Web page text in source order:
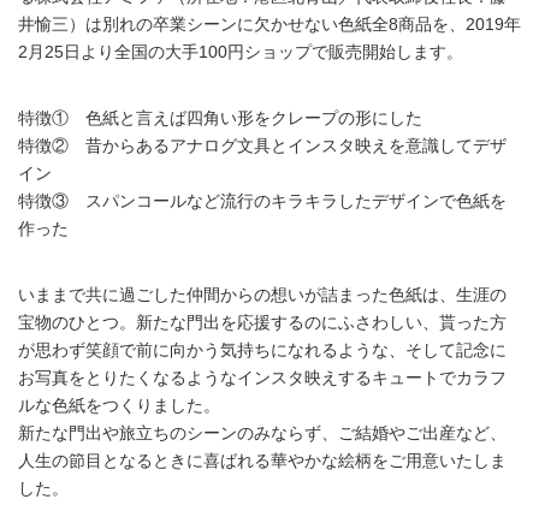
井愉三）は別れの卒業シーンに欠かせない色紙全8商品を、2019年
2月25日より全国の大手100円ショップで販売開始します。
特徴① 色紙と言えば四角い形をクレープの形にした
特徴② 昔からあるアナログ文具とインスタ映えを意識してデザ
イン
特徴③ スパンコールなど流行のキラキラしたデザインで色紙を
作った
いままで共に過ごした仲間からの想いが詰まった色紙は、生涯の
宝物のひとつ。新たな門出を応援するのにふさわしい、貰った方
が思わず笑顔で前に向かう気持ちになれるような、そして記念に
お写真をとりたくなるようなインスタ映えするキュートでカラフ
ルな色紙をつくりました。
新たな門出や旅立ちのシーンのみならず、ご結婚やご出産など、
人生の節目となるときに喜ばれる華やかな絵柄をご用意いたしま
した。